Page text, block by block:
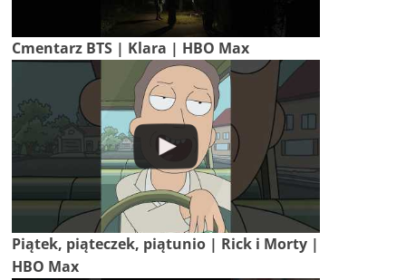
Cmentarz BTS | Klara | HBO Max
Piątek, piąteczek, piątunio | Rick i Morty |
HBO Max